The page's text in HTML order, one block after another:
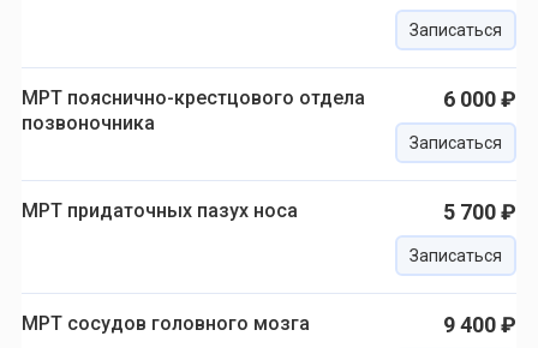
Записаться
МРТ пояснично-крестцового отдела
позвоночника
6 000 ₽
Записаться
МРТ придаточных пазух носа 5 700 ₽
Записаться
МРТ сосудов головного мозга 9 400 ₽